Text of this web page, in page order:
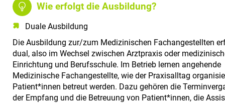
Wie erfolgt die Ausbildung?
Duale Ausbildung
Die Ausbildung zur/zum Medizinischen Fachangestellten
dual, also im Wechsel zwischen Arztpraxis oder
Einrichtung und Berufsschule. Im Betrieb lernen angehende
Medizinische Fachangestellte, wie der Praxisalltag
Patient*innen betreut werden. Dazu gehören die
der Empfang und die Betreuung von Patient*innen, die